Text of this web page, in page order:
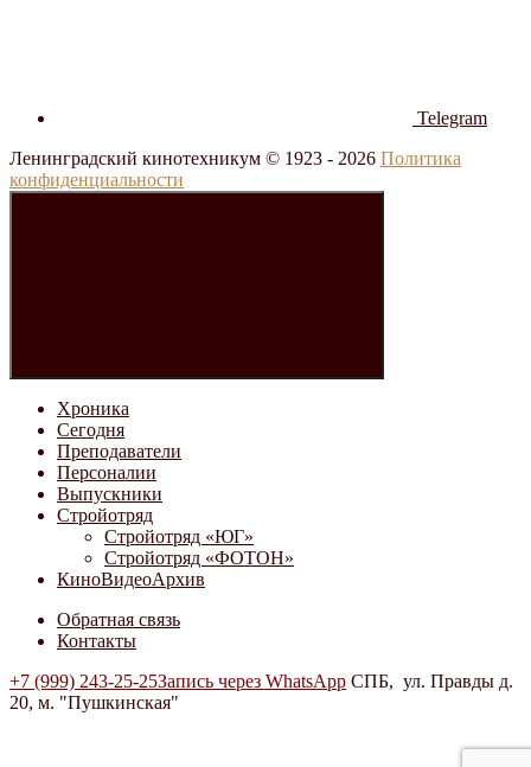
Telegram
Ленинградский кинотехникум © 1923 - 2026 Политика
конфиденциальности
Хроника
Сегодня
Преподаватели
Персоналии
Выпускники
Стройотряд
Стройотряд «ЮГ»
Стройотряд «ФОТОН»
КиноВидеоАрхив
Обратная связь
Контакты
+7 (999) 243-25-25Запись через WhatsApp СПБ, ул. Правды д.
20, м. "Пушкинская"